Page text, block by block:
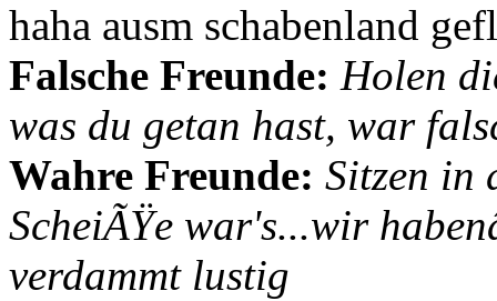
haha ausm schabenland
Falsche Freunde: Holen
was du getan hast, war
Wahre Freunde: Sitzen in
ScheiÃŸe war's...wir
verdammt lustig